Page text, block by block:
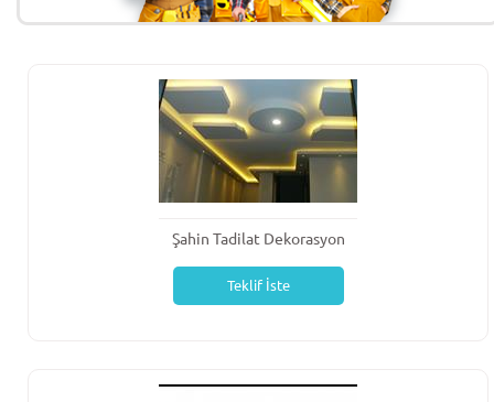
Şahin Tadilat Dekorasyon
Teklif İste